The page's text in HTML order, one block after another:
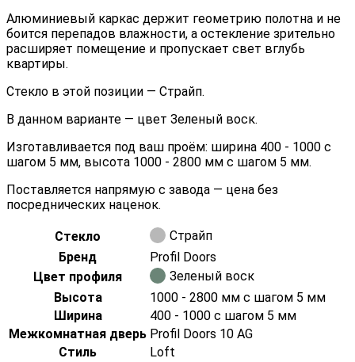
Алюминиевый каркас держит геометрию полотна и не
боится перепадов влажности, а остекление зрительно
расширяет помещение и пропускает свет вглубь
квартиры.
Стекло в этой позиции — Страйп.
В данном варианте — цвет Зеленый воск.
Изготавливается под ваш проём: ширина 400 - 1000 с
шагом 5 мм, высота 1000 - 2800 мм с шагом 5 мм.
Поставляется напрямую с завода — цена без
посреднических наценок.
Стекло
Страйп
Бренд
Profil Doors
Цвет профиля
Зеленый воск
Высота
1000 - 2800 мм с шагом 5 мм
Ширина
400 - 1000 с шагом 5 мм
Межкомнатная дверь Profil Doors 10 AG
Стиль
Loft